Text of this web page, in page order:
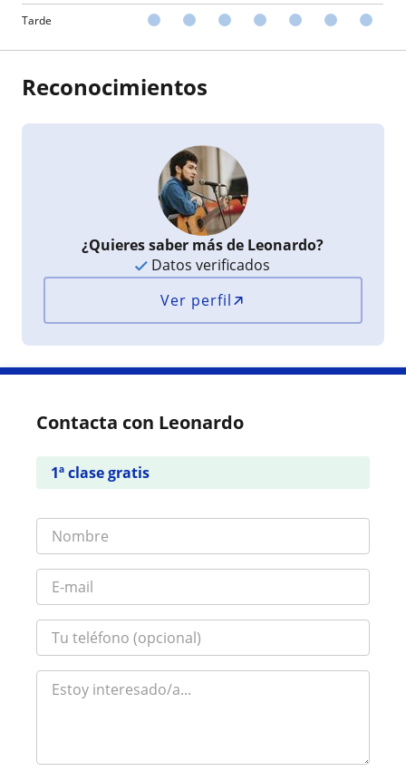
Tarde
Reconocimientos
¿Quieres saber más de Leonardo?
Datos verificados
Ver perfil
Contacta con Leonardo
1ª clase gratis